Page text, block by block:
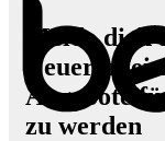
Melde dich
Angebote
zu werden